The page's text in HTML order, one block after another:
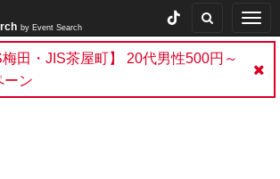
by Event Search
梅田・JIS茶屋町】 20代男性500円～
ーン